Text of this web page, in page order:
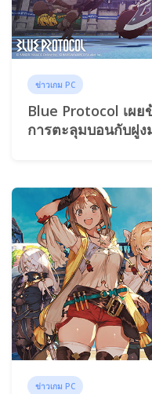
ข่าวเกม PC
Blue Protocol เผ
การตะลุมบอนกับฝู
ข่าวเกม PC